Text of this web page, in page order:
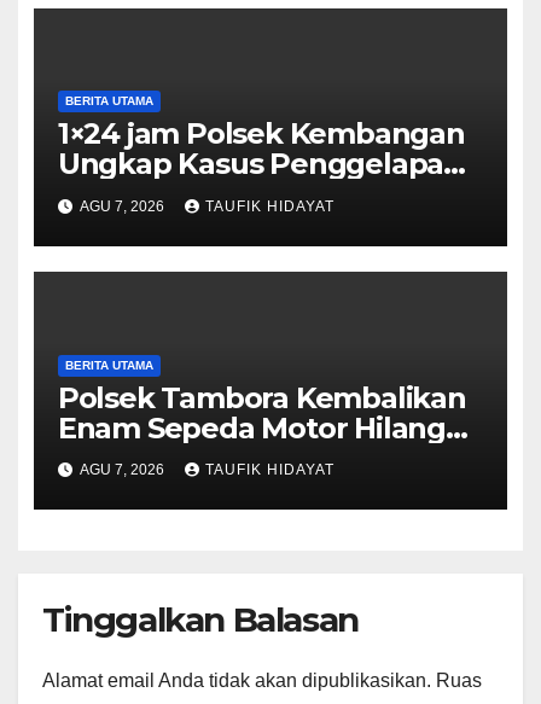
BERITA UTAMA
1×24 jam Polsek Kembangan
Ungkap Kasus Penggelapan
Motor Bermodus Kenalan di
Aplikasi Kencan, Pelaku
Dibekuk di Ciputat
AGU 7, 2026 TAUFIK HIDAYAT
BERITA UTAMA
Polsek Tambora Kembalikan
Enam Sepeda Motor Hilang
kepada Pemilik, Wujud Nyata
Pelayanan Presisi Polri
AGU 7, 2026 TAUFIK HIDAYAT
Tinggalkan Balasan
Alamat email Anda tidak akan dipublikasikan. Ruas